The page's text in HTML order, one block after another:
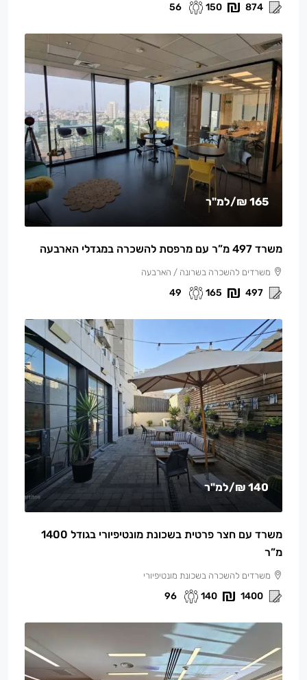
874
150
56
165 ₪ /למ"ר
משרד 497 מ”ר עם מרפסת להשכרה במגדלי הארבעה
משרדים להשכרה בשרונה / הארבעה
497
165
49
140 ₪ /למ"ר
משרד עם חצר פרטית בשכונת מונטיפיורי בגודל 1400
מ”ר
משרדים להשכרה בשכונת מונטיפיורי
1400
140
96